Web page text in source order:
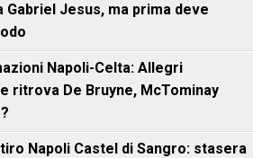
Gabriel Jesus, ma prima deve
Napoli-Celta: Allegri
ritrova De Bruyne, McTominay
Napoli Castel di Sangro: stasera